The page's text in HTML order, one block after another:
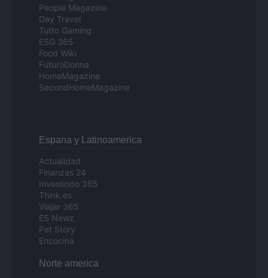
People Magazine
Day Travel
Tutto Gaming
ESG 365
Food Wiki
FuturoDonna
HomeMagazine
SecondHomeMagazine
Espana y Latinoamerica
Actualidad
Finanzas 24
Investindo 365
Think.es
Viajar 365
ES Newz
Pet Story
Encocina
Norte america